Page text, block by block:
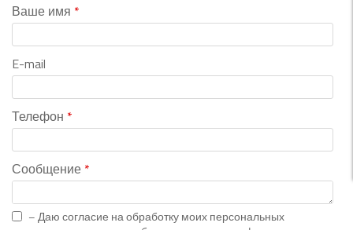
Ваше имя *
E-mail
Телефон *
Сообщение *
– Даю согласие на обработку моих персональных